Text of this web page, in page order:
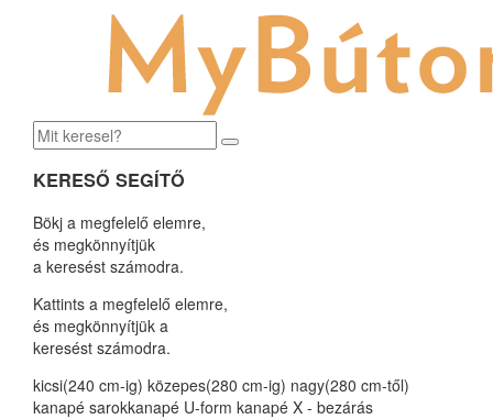
KERESŐ SEGÍTŐ
Bökj a megfelelő elemre,
és megkönnyítjük
a keresést számodra.
Kattints a megfelelő elemre,
és megkönnyítjük a
keresést számodra.
kicsi(240 cm-ig) közepes(280 cm-ig) nagy(280 cm-től)
kanapé sarokkanapé U-form kanapé X - bezárás
Kötelezettségektől
Kedves Vásárlónk! Amennyiben
és a későbbiek során bármikor vásárolni fog nálunk, egy
ingyenes, fél órás lakberendezési tanácsadást
nyújtunk , a megrendelt terméket pedig ingyenesen
házhoz szállítjuk egész Magyarországon
Mindez Önnek
jelent. Adja meg az email címét, és kapja meg a
ingyenes házhozszállítással - bármikor is vásárol!